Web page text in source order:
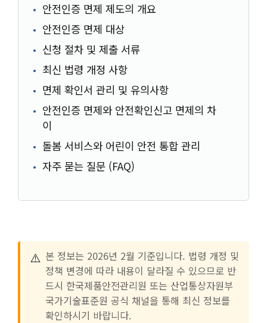
안전인증 면제 제도의 개요
안전인증 면제 대상
신청 절차 및 제출 서류
최신 법령 개정 사항
면제 확인서 관리 및 유의사항
안전인증 면제와 안전확인신고 면제의 차
이
돌봄 서비스와 어린이 안전 통합 관리
자주 묻는 질문 (FAQ)
⚠️ 본 정보는 2026년 2월 기준입니다. 법령 개정 및
정책 변경에 따라 내용이 달라질 수 있으므로 반
드시 한국제품안전관리원 또는 산업통상자원부
국가기술표준원 공식 채널을 통해 최신 정보를
확인하시기 바랍니다.